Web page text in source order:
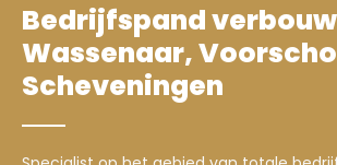
Bedrijfspand
Wassenaar,
Scheveningen